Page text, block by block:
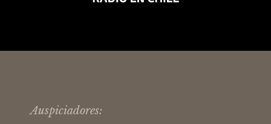
Auspiciadores: